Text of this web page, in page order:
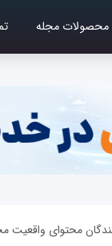
محصولات مجله
محتوای واقعیت